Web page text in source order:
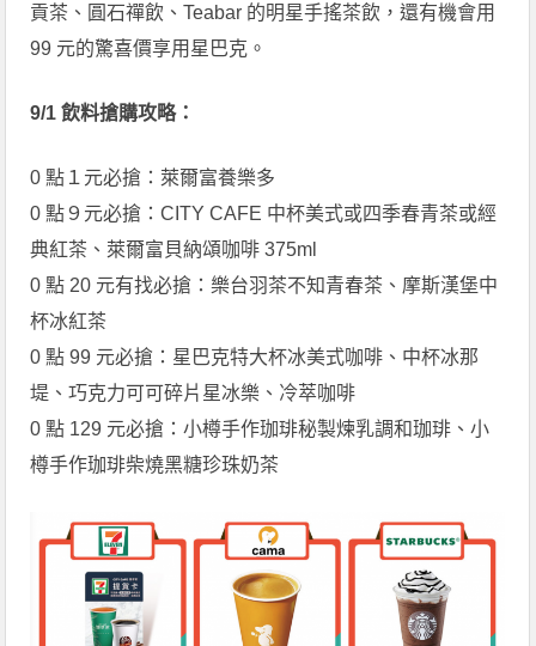
貢茶、圓石禪飲、Teabar 的明星手搖茶飲，還有機會用
99 元的驚喜價享用星巴克。
9/1 飲料搶購攻略：
0 點１元必搶：萊爾富養樂多
0 點９元必搶：CITY CAFE 中杯美式或四季春青茶或經
典紅茶、萊爾富貝納頌咖啡 375ml
0 點 20 元有找必搶：樂台羽茶不知青春茶、摩斯漢堡中
杯冰紅茶
0 點 99 元必搶：星巴克特大杯冰美式咖啡、中杯冰那
堤、巧克力可可碎片星冰樂、冷萃咖啡
0 點 129 元必搶：小樽手作珈琲秘製煉乳調和珈琲、小
樽手作珈琲柴燒黑糖珍珠奶茶